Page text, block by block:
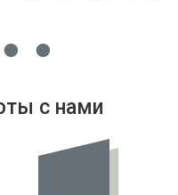
с нами